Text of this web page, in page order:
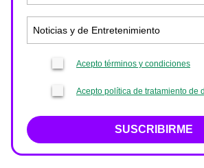
Acepto términos y condiciones
Acepto política de tratamiento de
SUSCRIBIRME